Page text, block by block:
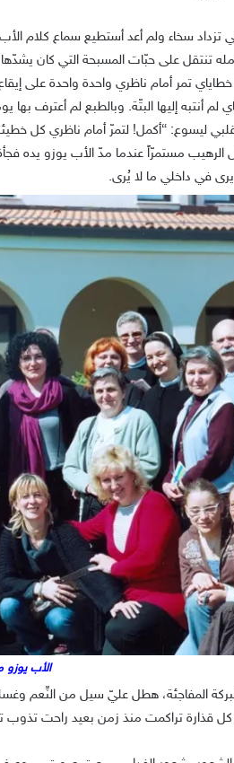
تزداد سخاء ولم أعد أستطيع سماع كلام
تنتقل على حبّات المسبحة التي كان
تمر أمام ناظري واحدة واحدة على
أنتبه إليها البتّة. وبالطبع لم أعترف بها
ليسوع: “أكمل! لتمرّ أمام ناظري كل خطيئة!
الرهيب مستمرّاً عندما مدّ الأب يوزو يده
يرى في داخلي ما لا يُرى.
الأب
المفاجئة، هطل عليّ سيل من النِّعم
قذارة تراكمت منذ زمن بعيد راحت تذوب